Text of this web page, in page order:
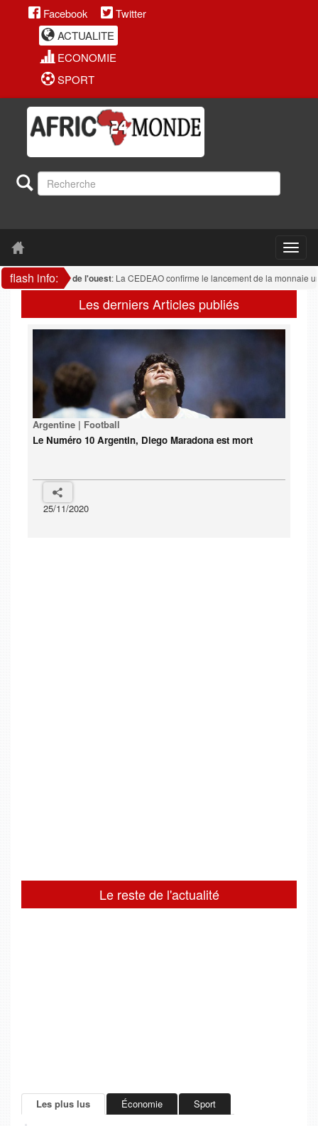
Facebook
Twitter
ACTUALITE
ECONOMIE
SPORT
flash info:
Afrique de l'ouest: La CEDEAO confirme le lancement de la monnaie
Les derniers Articles publiés
Argentine | Football
Le Numéro 10 Argentin, Diego Maradona est mort
25/11/2020
Le reste de l'actualité
Les plus lus Économie Sport